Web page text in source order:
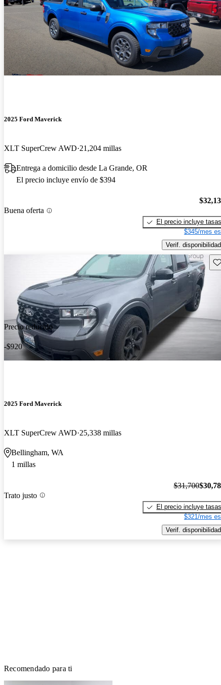
2025 Ford Maverick
XLT SuperCrew AWD 21,204 millas
Entrega a domicilio desde La Grande, OR
El precio incluye envío de $394
Buena oferta
El precio incluye tasas
$345/mes
Verif. disponibilidad
Precio reducido
-$920
2025 Ford Maverick
XLT SuperCrew AWD 25,338 millas
Bellingham, WA
1 millas
Trato justo
$31,700
El precio incluye tasas
$321/mes
Verif. disponibilidad
Recomendado para ti